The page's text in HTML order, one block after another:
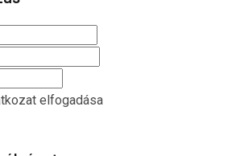
elfogadása